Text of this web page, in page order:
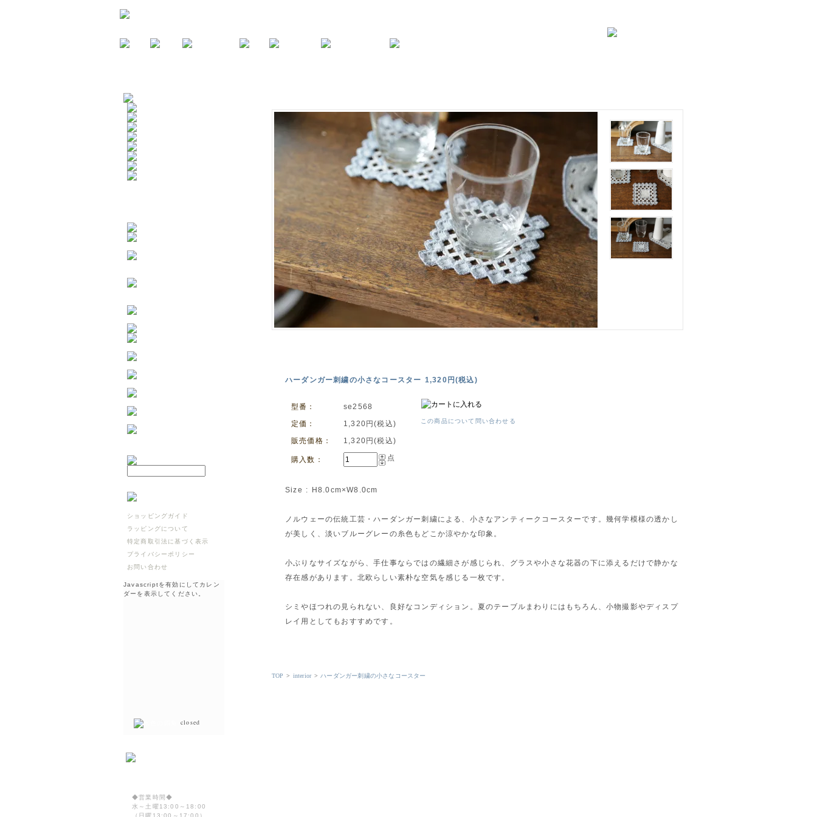
ハーダンガー刺繍の小さなコースター 1,320円(税込)
型番：
se2568
定価：
1,320円(税込)
販売価格：
1,320円(税込)
購入数： 点
この商品について問い合わせる
Size : H8.0cm×W8.0cm
ノルウェーの伝統工芸・ハーダンガー刺繍による、小さなアンティークコースターです。幾何学模様の透かし
が美しく、淡いブルーグレーの糸色もどこか涼やかな印象。
小ぶりなサイズながら、手仕事ならではの繊細さが感じられ、グラスや小さな花器の下に添えるだけで静かな
存在感があります。北欧らしい素朴な空気を感じる一枚です。
シミやほつれの見られない、良好なコンディション。夏のテーブルまわりにはもちろん、小物撮影やディスプ
レイ用としてもおすすめです。
TOP > interior> ハーダンガー刺繍の小さなコースター
ショッピングガイド
ラッピングについて
特定商取引法に基づく表示
プライバシーポリシー
お問い合わせ
Javascriptを有効にしてカレン
ダーを表示してください。
closed
◆営業時間◆
水～土曜13:00～18:00
（日曜13:00～17:00）